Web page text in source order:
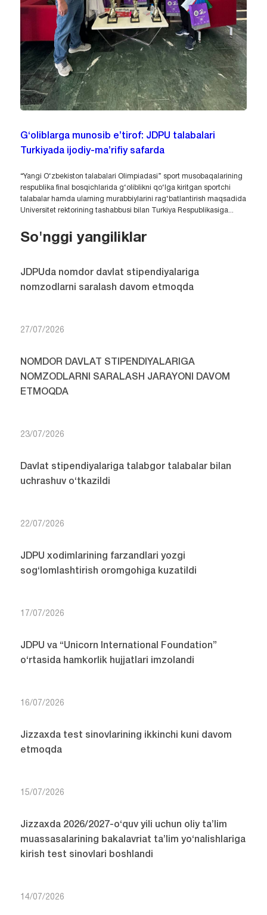
G‘oliblarga munosib e’tirof: JDPU talabalari
Turkiyada ijodiy-ma’rifiy safarda
“Yangi O‘zbekiston talabalari Olimpiadasi” sport musobaqalarining
respublika final bosqichlarida g‘oliblikni qo‘lga kiritgan sportchi
talabalar hamda ularning murabbiylarini rag‘batlantirish maqsadida
Universitet rektorining tashabbusi bilan Turkiya Respublikasiga...
So'nggi yangiliklar
JDPUda nomdor davlat stipendiyalariga
nomzodlarni saralash davom etmoqda
27/07/2026
NOMDOR DAVLAT STIPENDIYALARIGA
NOMZODLARNI SARALASH JARAYONI DAVOM
ETMOQDA
23/07/2026
Davlat stipendiyalariga talabgor talabalar bilan
uchrashuv o‘tkazildi
22/07/2026
JDPU xodimlarining farzandlari yozgi
sog‘lomlashtirish oromgohiga kuzatildi
17/07/2026
JDPU va “Unicorn International Foundation”
o‘rtasida hamkorlik hujjatlari imzolandi
16/07/2026
Jizzaxda test sinovlarining ikkinchi kuni davom
etmoqda
15/07/2026
Jizzaxda 2026/2027-o‘quv yili uchun oliy ta’lim
muassasalarining bakalavriat ta’lim yo‘nalishlariga
kirish test sinovlari boshlandi
14/07/2026